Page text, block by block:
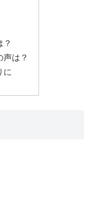
声は？
に